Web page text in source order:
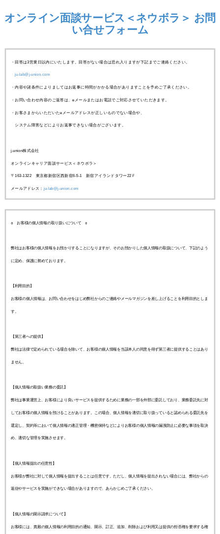
オンライン面談サービス＜ネウボラ＞ お問
い合せフォーム
・回答は3営業日以内にいたします。回答がない場合は恐れ入りますが下記までご連絡ください。
ju-lab@j-union.com
・内容や諸条件によりましてはお返事に時間がかかる場合がありますことを予めご了承ください。
・お問い合わせ内容のご返答は、eメールまたはお電話でご対応させていただきます。
・お客さまからいただいたeメールアドレスが正しいものでない場合や、
システム障害などによりお返事できない場合がございます。
j.union株式会社
オンラインキャリア面談サービス＜ネウボラ＞
〒163-1322 東京都新宿区西新宿6-5-1 新宿アイランドタワー22 Ｆ
メールアドレス： ju-lab@j-union.com
○ お客様の個人情報の取り扱いについて ○
弊社はお客様の個人情報をお預かりすることになりますが、そのお預かりした個人情報の取扱について、下記のよう
に定め、保護に努めております。
【利用目的】
お客様の個人情報は、お問い合わせをはじめ弊社からのご連絡やメールマガジンを差し上げることを利用目的としま
す。
【第三者への提供】
弊社は法律で定められている場合を除いて、お客様の個人情報を当該本人の同意を得ず第三者に提供することはあり
ません。
【個人情報の取扱い業務の委託】
弊社は事業運営上、お客様により良いサービスを提供するために業務の一部を外部に委託しており、業務委託先に対
してお客様の個人情報を預けることがあります。この場合、個人情報を適切に取り扱っていると認められる委託先を
選定し、契約等において個人情報の適正管理・機密保持などによりお客様の個人情報の漏洩防止に必要な事項を取決
め、適切な管理を実施させます。
【個人情報提出の任意性】
お客様が弊社に対して個人情報を提出することは任意です。ただし、個人情報を提出されない場合には、弊社からの
返信やサービスを実施ができない場合がありますので、あらかじめご了承ください。
【個人情報の開示請求について】
お客様には、貴殿の個人情報の利用目的の通知、開示、訂正、追加、削除および利用又は提供の拒否権を要求する権